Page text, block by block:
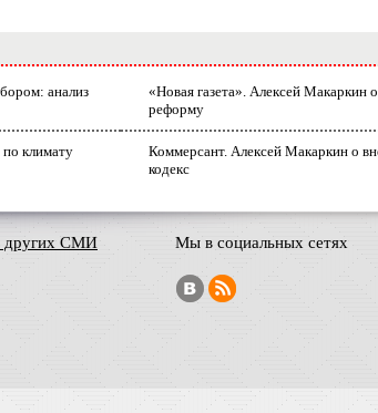
анализ
«Новая газета». Алексей Макаркин
реформу
климату
Коммерсант. Алексей Макаркин о
кодекс
СМИ Мы в социальных сетях